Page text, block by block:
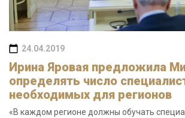
24.04.2019
Ирина Яровая предложила
определять число
необходимых для регионов
«В каждом регионе должны обучать